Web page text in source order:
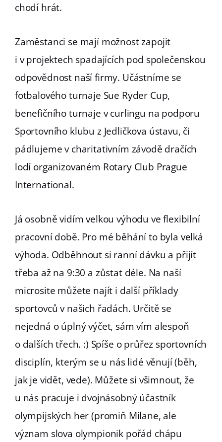
chodí hrát.
Zaměstanci se mají možnost zapojit
i v projektech spadajících pod společenskou
odpovědnost naší firmy. Učástníme se
fotbalového turnaje Sue Ryder Cup,
benefičního turnaje v curlingu na podporu
Sportovního klubu z Jedličkova ústavu, či
pádlujeme v charitativním závodě dračích
lodí organizovaném Rotary Club Prague
International.
Já osobně vidím velkou výhodu ve flexibilní
pracovní době. Pro mé běhání to byla velká
výhoda. Odběhnout si ranní dávku a přijít
třeba až na 9:30 a zůstat déle. Na naší
microsite můžete najít i další příklady
sportovců v našich řadách. Určitě se
nejedná o úplný výčet, sám vím alespoň
o dalších třech. :) Spíše o průřez sportovních
disciplín, kterým se u nás lidé věnují (běh,
jak je vidět, vede). Můžete si všimnout, že
u nás pracuje i dvojnásobný účastník
olympijských her (promiň Milane, ale
význam slova olympionik pořád chápu